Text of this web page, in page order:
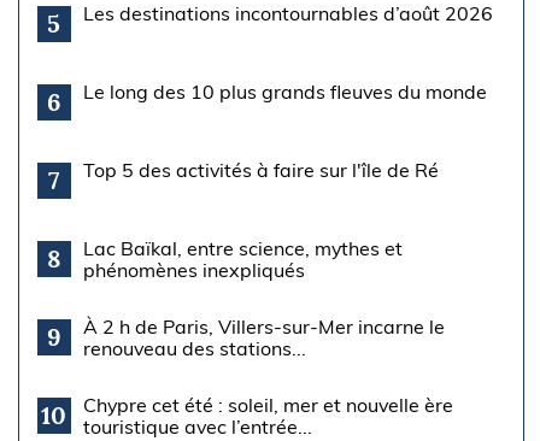
5 Les destinations incontournables d’août 2026
6 Le long des 10 plus grands fleuves du monde
7 Top 5 des activités à faire sur l'île de Ré
8
Lac Baïkal, entre science, mythes et
phénomènes inexpliqués
9
À 2 h de Paris, Villers-sur-Mer incarne le
renouveau des stations...
10
Chypre cet été : soleil, mer et nouvelle ère
touristique avec l’entrée...